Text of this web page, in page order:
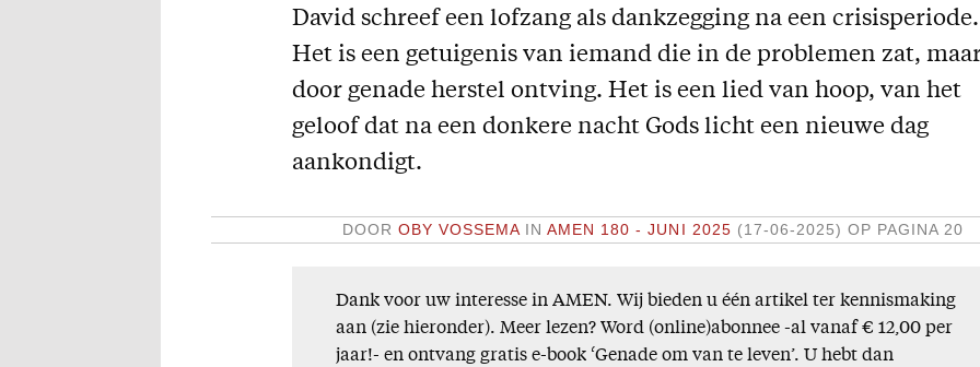
David schreef een lofzang als dankzegging na een crisisperiode.
Het is een getuigenis van iemand die in de problemen zat,
door genade herstel ontving. Het is een lied van hoop, van het
geloof dat na een donkere nacht Gods licht een nieuwe dag
aankondigt.
DOOROBY VOSSEMA INAMEN 180 - JUNI 2025 (17-06-2025) OP PAGINA 20
Dank voor uw interesse in AMEN. Wij bieden u één artikel ter kennismaking
aan (zie hieronder). Meer lezen? Word (online)abonnee -al vanaf € 12,00 per
jaar!- en ontvang gratis e-book ‘Genade om van te leven’. U hebt dan